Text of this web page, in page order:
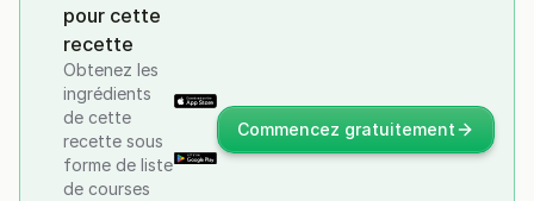
pour cette
recette
Obtenez les
ingrédients
de cette
recette sous
forme de liste
de courses
Commencez gratuitement